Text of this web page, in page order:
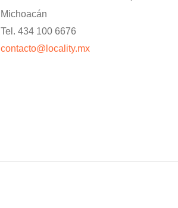
Michoacán
Tel. 434 100 6676
contacto@locality.mx